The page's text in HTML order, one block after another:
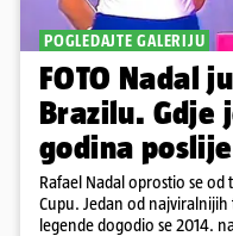
POGLEDAJTE GALERIJU
FOTO Nadal
Brazilu. Gdje
godina
Rafael Nadal oprostio se
Cupu. Jedan od
legende dogodio se 2014.